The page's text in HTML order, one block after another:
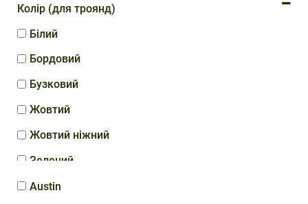
Колір (для троянд)
Білий
Бордовий
Бузковий
Жовтий
Жовтий ніжний
Зелений
Кавовий
Austin